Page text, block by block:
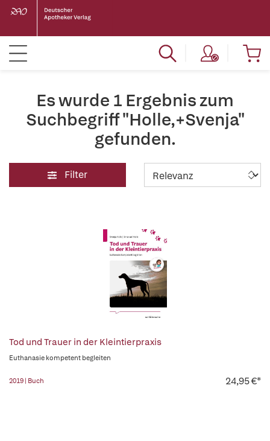
Es wurde 1 Ergebnis zum
Suchbegriff "Holle,+Svenja"
gefunden.
Filter
Tod und Trauer in der Kleintierpraxis
Euthanasie kompetent begleiten
2019 | Buch 24,95 €*